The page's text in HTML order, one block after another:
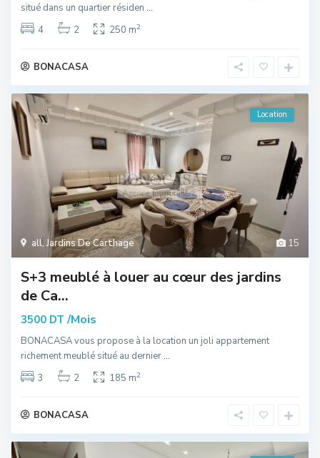
situé dans un quartier résiden ...
4
2 250 m2
BONACASA
15
all,Jardins De Carthage
Location
S+3 meublé à louer au cœur des jardins
de Ca...
3500 DT /Mois
BONACASA vous propose à la location un joli appartement
richement meublé situé au dernier...
3
2 185 m2
BONACASA